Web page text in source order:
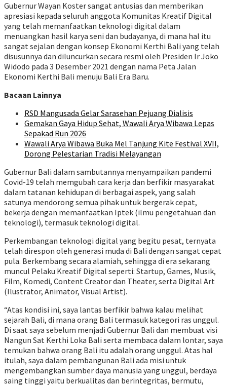
Gubernur Wayan Koster sangat antusias dan memberikan
apresiasi kepada seluruh anggota Komunitas Kreatif Digital
yang telah memanfaatkan teknologi digital dalam
menuangkan hasil karya seni dan budayanya, di mana hal itu
sangat sejalan dengan konsep Ekonomi Kerthi Bali yang telah
disusunnya dan diluncurkan secara resmi oleh Presiden Ir Joko
Widodo pada 3 Desember 2021 dengan nama Peta Jalan
Ekonomi Kerthi Bali menuju Bali Era Baru.
Bacaan Lainnya
RSD Mangusada Gelar Sarasehan Pejuang Dialisis
Gemakan Gaya Hidup Sehat, Wawali Arya Wibawa Lepas
Sepakad Run 2026
Wawali Arya Wibawa Buka Mel Tanjung Kite Festival XVII,
Dorong Pelestarian Tradisi Melayangan
Gubernur Bali dalam sambutannya menyampaikan pandemi
Covid-19 telah memgubah cara kerja dan berfikir masyarakat
dalam tatanan kehidupan di berbagai aspek, yang salah
satunya mendorong semua pihak untuk bergerak cepat,
bekerja dengan memanfaatkan Iptek (ilmu pengetahuan dan
teknologi), termasuk teknologi digital.
Perkembangan teknologi digital yang begitu pesat, ternyata
telah direspon oleh generasi muda di Bali dengan sangat cepat
pula. Berkembang secara alamiah, sehingga di era sekarang
muncul Pelaku Kreatif Digital seperti: Startup, Games, Musik,
Film, Komedi, Content Creator dan Theater, serta Digital Art
(Ilustrator, Animator, Visual Artist).
“Atas kondisi ini, saya lantas berfikir bahwa kalau melihat
sejarah Bali, di mana orang Bali termasuk kategori ras unggul.
Di saat saya sebelum menjadi Gubernur Bali dan membuat visi
Nangun Sat Kerthi Loka Bali serta membaca dalam lontar, saya
temukan bahwa orang Bali itu adalah orang unggul. Atas hal
itulah, saya dalam pembangunan Bali ada misi untuk
mengembangkan sumber daya manusia yang unggul, berdaya
saing tinggi yaitu berkualitas dan berintegritas, bermutu,